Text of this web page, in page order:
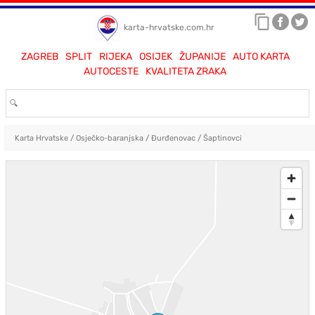
karta-hrvatske.com.hr
ZAGREB SPLIT RIJEKA OSIJEK ŽUPANIJE
AUTO KARTA
AUTOCESTE
KVALITETA ZRAKA
Karta Hrvatske/ Osječko-baranjska/ Đurđenovac/ Šaptinovci